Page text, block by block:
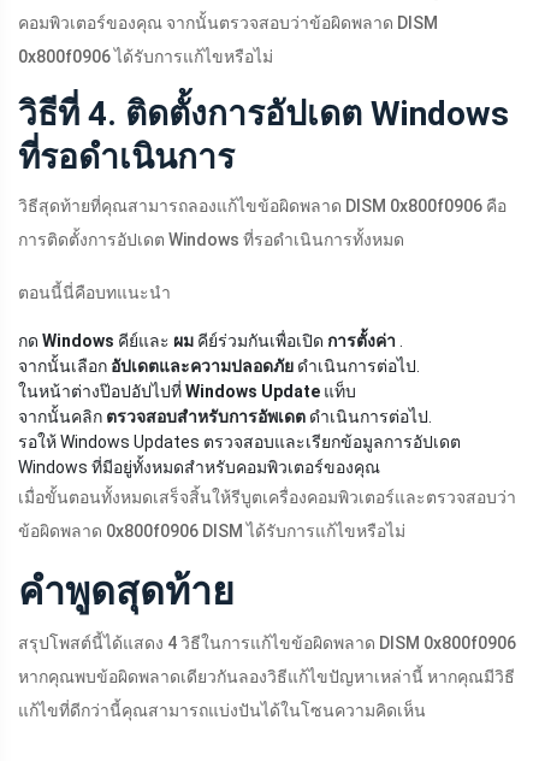
คอมพิวเตอร์ของคุณ จากนั้นตรวจสอบว่าข้อผิดพลาด DISM
0x800f0906 ได้รับการแก้ไขหรือไม่
วิธีที่ 4. ติดตั้งการอัปเดต Windows
ที่รอดำเนินการ
วิธีสุดท้ายที่คุณสามารถลองแก้ไขข้อผิดพลาด DISM 0x800f0906 คือ
การติดตั้งการอัปเดต Windows ที่รอดำเนินการทั้งหมด
ตอนนี้นี่คือบทแนะนำ
กด Windows คีย์และ ผม คีย์ร่วมกันเพื่อเปิด การตั้งค่า
จากนั้นเลือก อัปเดตและความปลอดภัย ดำเนินการต่อไป.
ในหน้าต่างป๊อปอัปไปที่Windows Update แท็บ
จากนั้นคลิก ตรวจสอบสำหรับการอัพเดต ดำเนินการต่อไป.
รอให้ Windows Updates ตรวจสอบและเรียกข้อมูลการอัปเดต
Windows ที่มีอยู่ทั้งหมดสำหรับคอมพิวเตอร์ของคุณ
เมื่อขั้นตอนทั้งหมดเสร็จสิ้นให้รีบูตเครื่องคอมพิวเตอร์และตรวจสอบว่า
ข้อผิดพลาด 0x800f0906 DISM ได้รับการแก้ไขหรือไม่
คำพูดสุดท้าย
สรุปโพสต์นี้ได้แสดง 4 วิธีในการแก้ไขข้อผิดพลาด DISM 0x800f0906
หากคุณพบข้อผิดพลาดเดียวกันลองวิธีแก้ไขปัญหาเหล่านี้ หากคุณมีวิธี
แก้ไขที่ดีกว่านี้คุณสามารถแบ่งปันได้ในโซนความคิดเห็น